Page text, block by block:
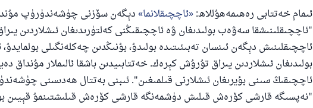
ئىمام خەتتابى رەھىمەھۇللاھ: ئاچچىقلانما دېگەن سۆزنى چۈشەندۈرۈپ
"ئاچچىقلىنىشقا سەۋەب بولىدىغان ۋە ئاچچىقىڭنى كەلتۈرىدىغان ئىشلاردىن
ئاچچىقلىنىش دېگەن ئىنسان تەبىئىتىدە بولىدۇ، بۇنىڭدىن چەكلەنگىلى
بولىدىغان ئىشلاردىن يىراق تۇرۇش كېرەك. خەتتابىيدىن باشقا ئالىملار مۇنداق
ئاچچىقىڭ سىنى بۇيرىغان ئىشلارنى قىلمىغىن". ئىبنى بەتتال ھەدىسنى
"نەپسىگە قارشى كۆرەش قىلىش دۈشمەنگە قارشى كۆرەش قىلىشتىنمۇ قېيىن
110845 - نومۇرلۇق سوئالنىڭ جاۋابى